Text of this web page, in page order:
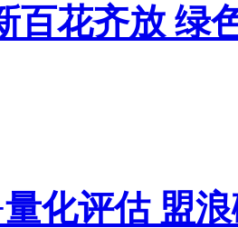
百花齐放 绿
化评估 盟